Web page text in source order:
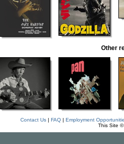
Other
Contact Us| FAQ| Employment
This Site